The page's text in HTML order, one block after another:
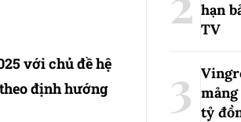
với chủ đề hệ
định hướng
hạn
TV
tỷ